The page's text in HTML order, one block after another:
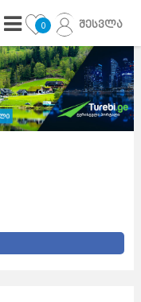
0 შესვლა